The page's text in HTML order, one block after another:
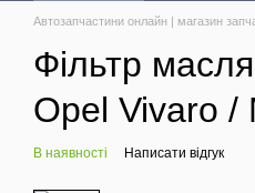
Автозапчастини онлайн | магазин
Фільтр
Opel Vivaro /
В наявності Написати відгук